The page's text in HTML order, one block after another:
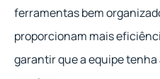
ferramentas bem
proporcionam mais
garantir que a equipe